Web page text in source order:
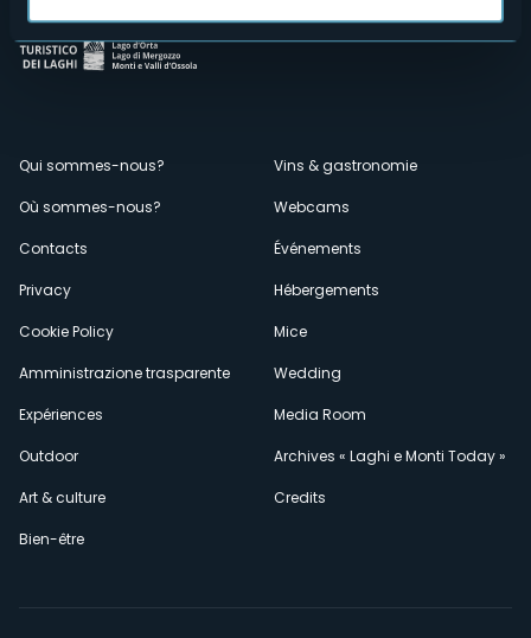
Menù
secondario
Qui sommes-nous?
Où sommes-nous?
Contacts
Privacy
Cookie Policy
Amministrazione trasparente
Expériences
Outdoor
Art & culture
Bien-être
Vins & gastronomie
Webcams
Événements
Hébergements
Mice
Wedding
Media Room
Archives « Laghi e Monti Today »
Credits